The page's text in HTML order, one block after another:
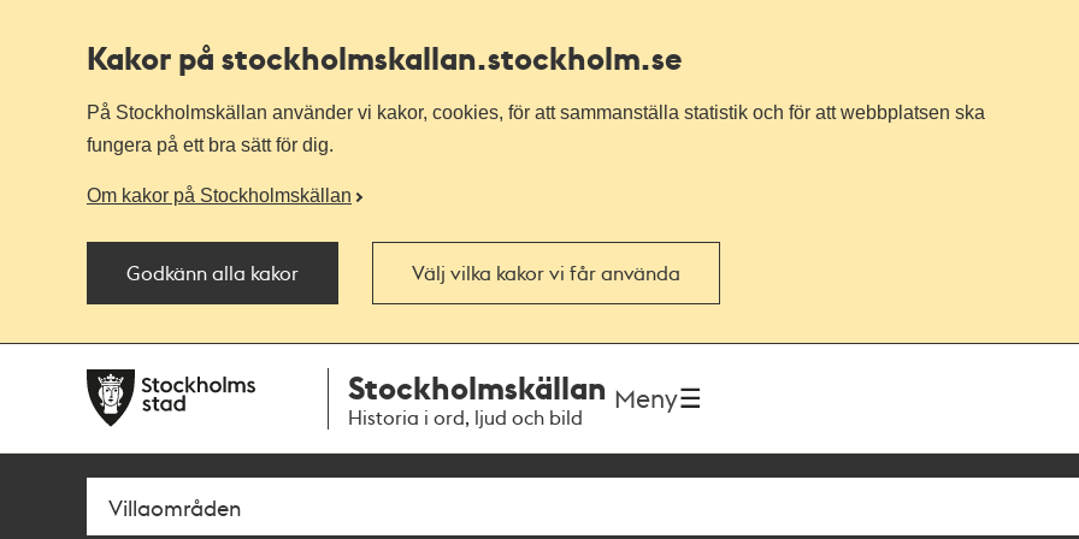
Kakor på stockholmskallan.stockholm.se
På Stockholmskällan använder vi kakor, cookies, för att sammanställa statistik och för att webbplatsen ska
fungera på ett bra sätt för dig.
Om kakor på Stockholmskällan
Godkänn alla kakor Välj vilka kakor vi får använda
navigationen
huvudinnehållet
Stockholmskällan
Historia i ord, ljud och bild
Meny
Sök